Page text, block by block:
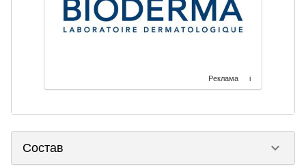
Реклама i
Состав keyboard_arrow_down